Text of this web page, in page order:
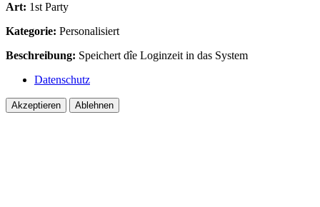
Art: 1st Party
Kategorie: Personalisiert
Beschreibung: Speichert dîe Loginzeit in das System
Datenschutz
Akzeptieren Ablehnen